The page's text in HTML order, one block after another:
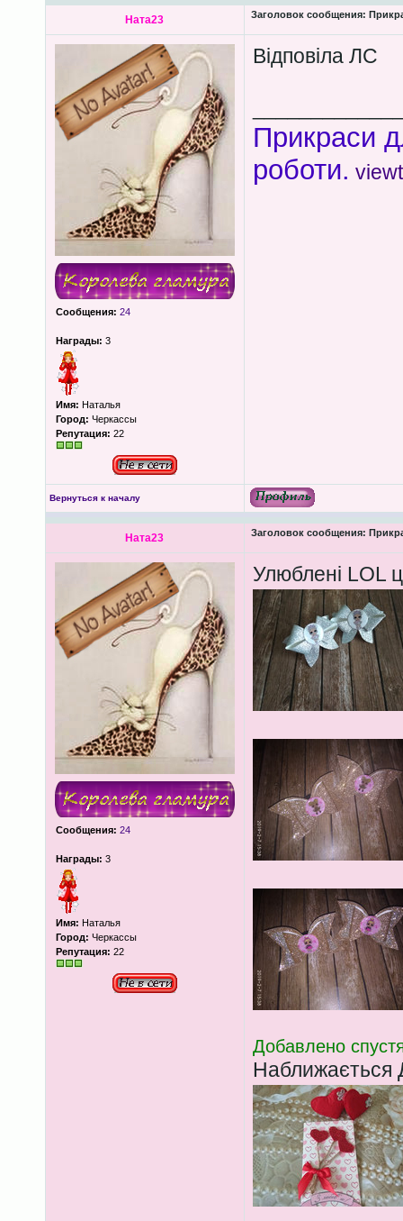
Ната23 Заголовок сообщения:
Сообщения: 24
Награды: 3
Имя: Наталья
Город: Черкассы
Репутация: 22
Відповіла ЛС
Прикраси
роботи.
Вернуться к началу
Ната23 Заголовок сообщения:
Сообщения: 24
Награды: 3
Имя: Наталья
Город: Черкассы
Репутация: 22
Улюблені LOL
Добавлено
Наближається